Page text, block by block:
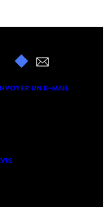
UN E-MAIL